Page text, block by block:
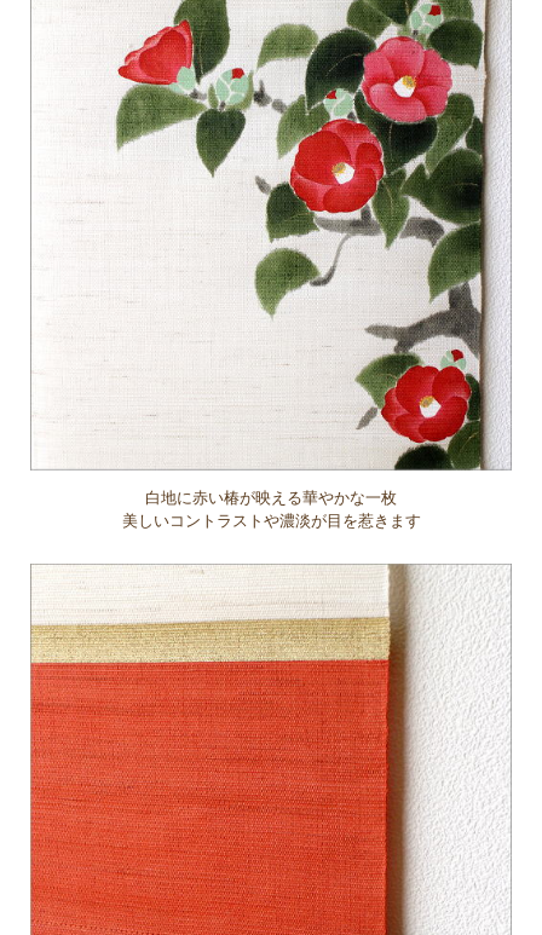
白地に赤い椿が映える華やかな一枚
美しいコントラストや濃淡が目を惹きます